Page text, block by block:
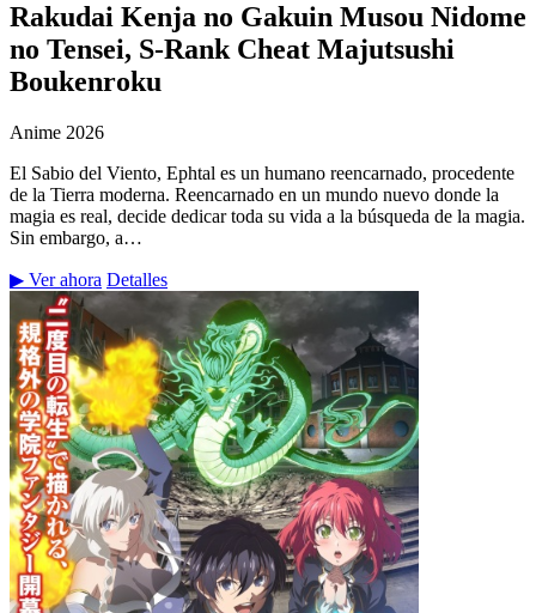
Rakudai Kenja no Gakuin Musou Nidome
no Tensei, S-Rank Cheat Majutsushi
Boukenroku
Anime 2026
El Sabio del Viento, Ephtal es un humano reencarnado, procedente
de la Tierra moderna. Reencarnado en un mundo nuevo donde la
magia es real, decide dedicar toda su vida a la búsqueda de la magia.
Sin embargo, a…
▶ Ver ahora Detalles